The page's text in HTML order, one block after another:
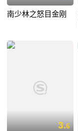
南少林之怒目金刚
3.6